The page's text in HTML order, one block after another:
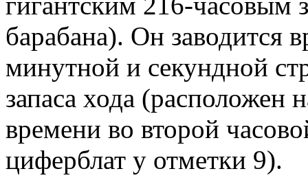
барабана). Он заводится
минутной и секундной
запаса хода (расположен
времени во второй
циферблат у отметки 9).